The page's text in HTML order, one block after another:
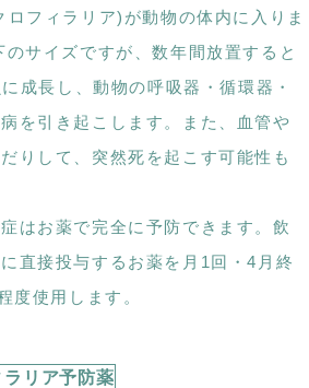
フィラリア)が動物の体内に入りま
サイズですが、数年間放置すると
成長し、動物の呼吸器・循環器・
を引き起こします。また、血管や
りして、突然死を起こす可能性も
はお薬で完全に予防できます。飲
直接投与するお薬を月1回・4月終
度使用します。
リア予防薬